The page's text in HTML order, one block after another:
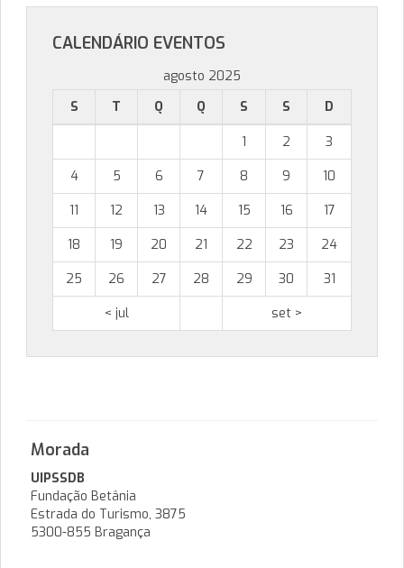
CALENDÁRIO EVENTOS
agosto 2025
S
T Q Q S S D
1 2
3
4
5 6 7 8 9
10
11
12 13 14 15 16
17
18
19 20 21 22 23
24
25
26 27 28 29 30
31
< jul
set >
Morada
UIPSSDB
Fundação Betânia
Estrada do Turismo, 3875
5300-855 Bragança